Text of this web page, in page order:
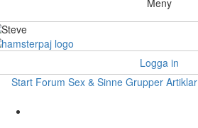
Meny
Logga in
Start Forum Sex & Sinne Grupper Artiklar